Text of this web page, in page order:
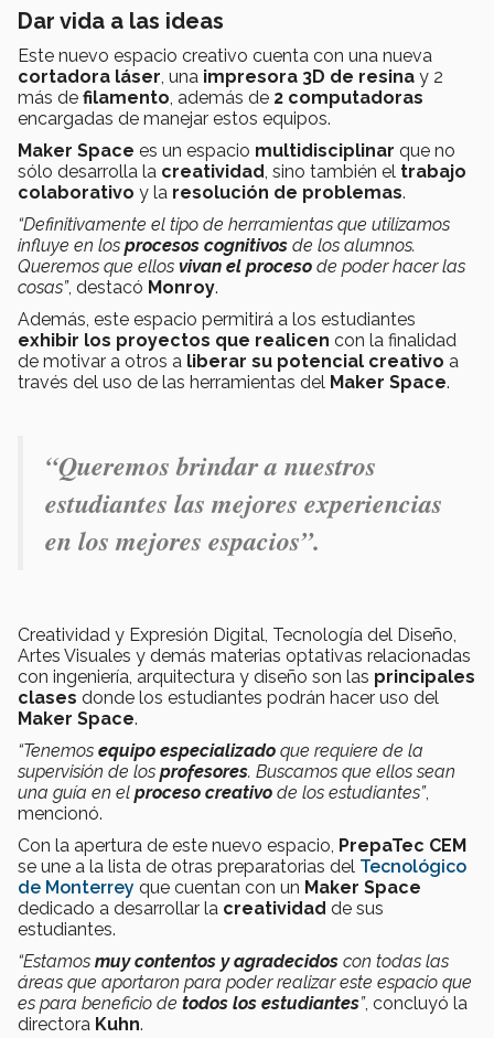
Dar vida a las ideas
Este nuevo espacio creativo cuenta con una nueva
cortadora láser, una impresora 3D de resina y 2
más de filamento, además de 2 computadoras
encargadas de manejar estos equipos.
Maker Space es un espacio multidisciplinar que no
sólo desarrolla la creatividad, sino también el trabajo
colaborativo y la resolución de problemas.
“Definitivamente el tipo de herramientas que utilizamos
influye en los procesos cognitivos de los alumnos.
Queremos que ellos vivan el proceso de poder hacer las
cosas”, destacó Monroy.
Además, este espacio permitirá a los estudiantes
exhibir los proyectos que realicen con la finalidad
de motivar a otros a liberar su potencial creativo a
través del uso de las herramientas del Maker Space.
“Queremos brindar a nuestros
estudiantes las mejores experiencias
en los mejores espacios”.
Creatividad y Expresión Digital, Tecnología del Diseño,
Artes Visuales y demás materias optativas relacionadas
con ingeniería, arquitectura y diseño son las principales
clases donde los estudiantes podrán hacer uso del
Maker Space.
“Tenemos equipo especializado que requiere de la
supervisión de los profesores. Buscamos que ellos sean
una guía en el proceso creativo de los estudiantes”,
mencionó.
Con la apertura de este nuevo espacio, PrepaTec CEM
se une a la lista de otras preparatorias del Tecnológico
de Monterrey que cuentan con un Maker Space
dedicado a desarrollar la creatividad de sus
estudiantes.
“Estamos muy contentos y agradecidos con todas las
áreas que aportaron para poder realizar este espacio que
es para beneficio de todos los estudiantes”, concluyó la
directora Kuhn.